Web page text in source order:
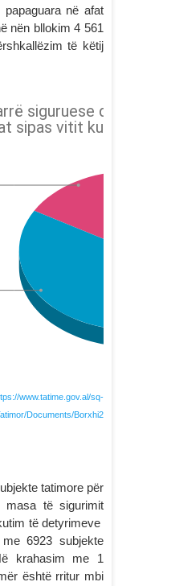
në afat
nën bllokim 4 561
të këtij
www.tatime.gov.al/sq-
Documents/Borxhi2
tatimore për
masa të sigurimit
të detyrimeve
6923 subjekte
krahasim me 1
është rritur mbi